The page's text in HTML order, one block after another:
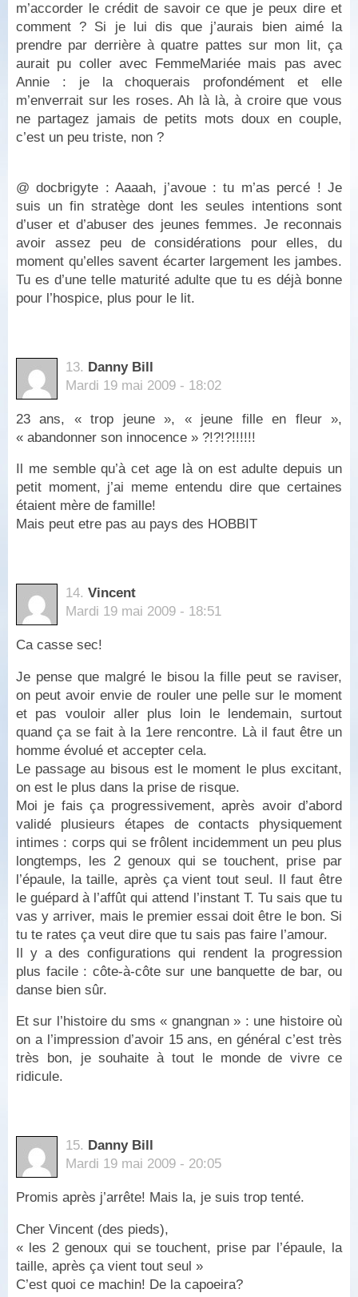
m’accorder le crédit de savoir ce que je peux dire et
comment ? Si je lui dis que j’aurais bien aimé la
prendre par derrière à quatre pattes sur mon lit, ça
aurait pu coller avec FemmeMariée mais pas avec
Annie : je la choquerais profondément et elle
m’enverrait sur les roses. Ah là là, à croire que vous
ne partagez jamais de petits mots doux en couple,
c’est un peu triste, non ?
@ docbrigyte : Aaaah, j’avoue : tu m’as percé ! Je
suis un fin stratège dont les seules intentions sont
d’user et d’abuser des jeunes femmes. Je reconnais
avoir assez peu de considérations pour elles, du
moment qu’elles savent écarter largement les jambes.
Tu es d’une telle maturité adulte que tu es déjà bonne
pour l’hospice, plus pour le lit.
13. Danny Bill
Mardi 19 mai 2009 - 18:02
23 ans, « trop jeune », « jeune fille en fleur »,
« abandonner son innocence » ?!?!?!!!!!!
Il me semble qu’à cet age là on est adulte depuis un
petit moment, j’ai meme entendu dire que certaines
étaient mère de famille!
Mais peut etre pas au pays des HOBBIT
14. Vincent
Mardi 19 mai 2009 - 18:51
Ca casse sec!
Je pense que malgré le bisou la fille peut se raviser,
on peut avoir envie de rouler une pelle sur le moment
et pas vouloir aller plus loin le lendemain, surtout
quand ça se fait à la 1ere rencontre. Là il faut être un
homme évolué et accepter cela.
Le passage au bisous est le moment le plus excitant,
on est le plus dans la prise de risque.
Moi je fais ça progressivement, après avoir d’abord
validé plusieurs étapes de contacts physiquement
intimes : corps qui se frôlent incidemment un peu plus
longtemps, les 2 genoux qui se touchent, prise par
l’épaule, la taille, après ça vient tout seul. Il faut être
le guépard à l’affût qui attend l’instant T. Tu sais que tu
vas y arriver, mais le premier essai doit être le bon. Si
tu te rates ça veut dire que tu sais pas faire l’amour.
Il y a des configurations qui rendent la progression
plus facile : côte-à-côte sur une banquette de bar, ou
danse bien sûr.
Et sur l’histoire du sms « gnangnan » : une histoire où
on a l’impression d’avoir 15 ans, en général c’est très
très bon, je souhaite à tout le monde de vivre ce
ridicule.
15. Danny Bill
Mardi 19 mai 2009 - 20:05
Promis après j’arrête! Mais la, je suis trop tenté.
Cher Vincent (des pieds),
« les 2 genoux qui se touchent, prise par l’épaule, la
taille, après ça vient tout seul »
C’est quoi ce machin! De la capoeira?